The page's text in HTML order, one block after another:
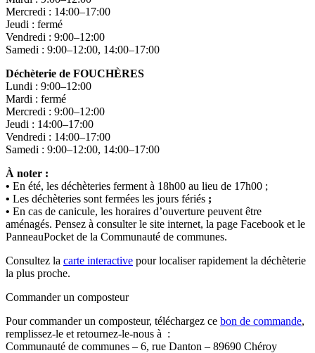
Mercredi : 14:00–17:00
Jeudi : fermé
Vendredi : 9:00–12:00
Samedi : 9:00–12:00, 14:00–17:00
Déchèterie de FOUCHÈRES
Lundi : 9:00–12:00
Mardi : fermé
Mercredi : 9:00–12:00
Jeudi : 14:00–17:00
Vendredi : 14:00–17:00
Samedi : 9:00–12:00, 14:00–17:00
À noter :
• En été, les déchèteries ferment à 18h00 au lieu de 17h00 ;
• Les déchèteries sont fermées les jours fériés ;
• En cas de canicule, les horaires d’ouverture peuvent être
aménagés. Pensez à consulter le site internet, la page Facebook et le
PanneauPocket de la Communauté de communes.
Consultez la carte interactive pour localiser rapidement la déchèterie
la plus proche.
Commander un composteur
Pour commander un composteur, téléchargez ce bon de commande,
remplissez-le et retournez-le-nous à :
Communauté de communes – 6, rue Danton – 89690 Chéroy